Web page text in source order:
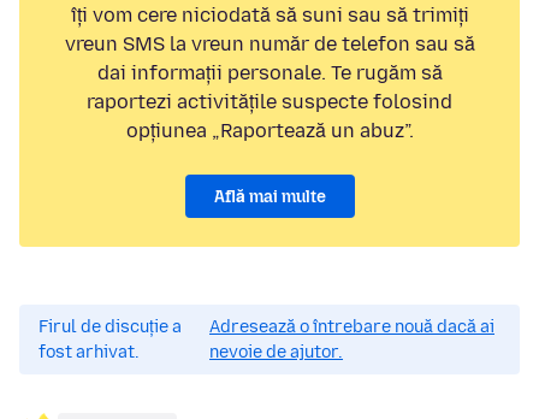
îți vom cere niciodată să suni sau să trimiți
vreun SMS la vreun număr de telefon sau să
dai informații personale. Te rugăm să
raportezi activitățile suspecte folosind
opțiunea „Raportează un abuz”.
Află mai multe
Firul de discuție a
fost arhivat.
Adresează o întrebare nouă dacă ai
nevoie de ajutor.